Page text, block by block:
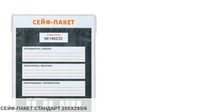
СЕЙФ-ПАКЕТ СТАНДАРТ 205Х295/6